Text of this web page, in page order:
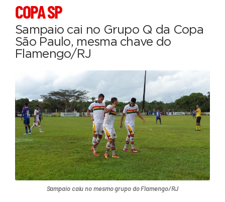
COPA SP
Sampaio cai no Grupo Q da Copa
São Paulo, mesma chave do
Flamengo/RJ
Sampaio caiu no mesmo grupo do Flamengo/RJ